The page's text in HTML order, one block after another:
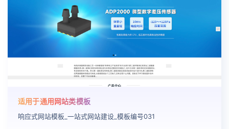
适用于通用网站类模板
响应式网站模板_一站式网站建设_模板编号031